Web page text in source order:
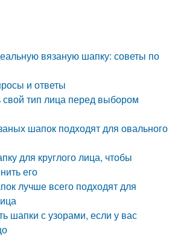
вязаную шапку: советы по
и ответы
свой тип лица перед выбором
шапок подходят для овального
для круглого лица, чтобы
его
лучше всего подходят для
шапки с узорами, если у вас